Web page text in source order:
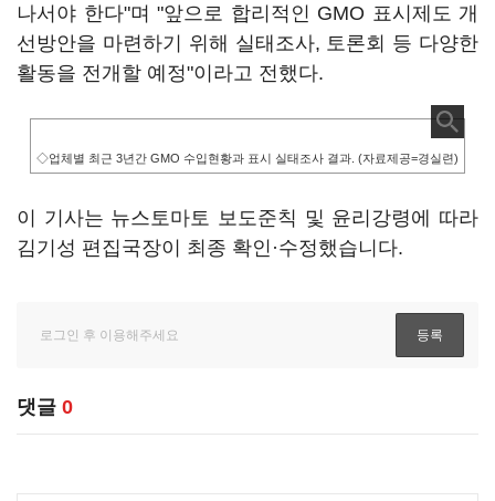
나서야 한다"며 "앞으로 합리적인 GMO 표시제도 개
선방안을 마련하기 위해 실태조사, 토론회 등 다양한
활동을 전개할 예정"이라고 전했다.
◇업체별 최근 3년간 GMO 수입현황과 표시 실태조사 결과. (자료제공=경실련)
이 기사는 뉴스토마토 보도준칙 및 윤리강령에 따라
김기성 편집국장이 최종 확인·수정했습니다.
댓글 0